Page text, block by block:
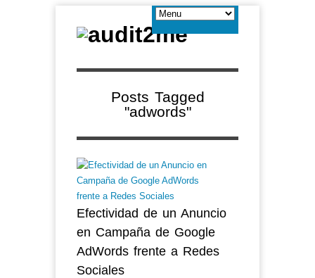
Posts Tagged
"adwords"
Efectividad de un Anuncio
en Campaña de Google
AdWords frente a Redes
Sociales